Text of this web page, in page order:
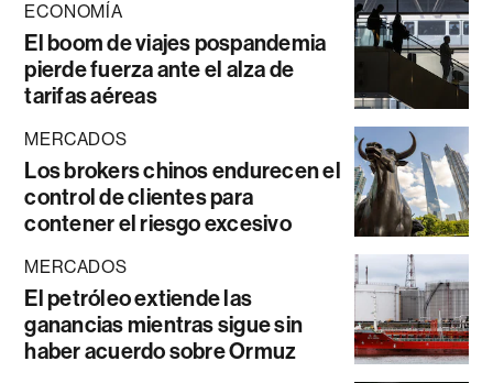
ECONOMÍA
El boom de viajes pospandemia
pierde fuerza ante el alza de
tarifas aéreas
MERCADOS
Los brokers chinos endurecen el
control de clientes para
contener el riesgo excesivo
MERCADOS
El petróleo extiende las
ganancias mientras sigue sin
haber acuerdo sobre Ormuz